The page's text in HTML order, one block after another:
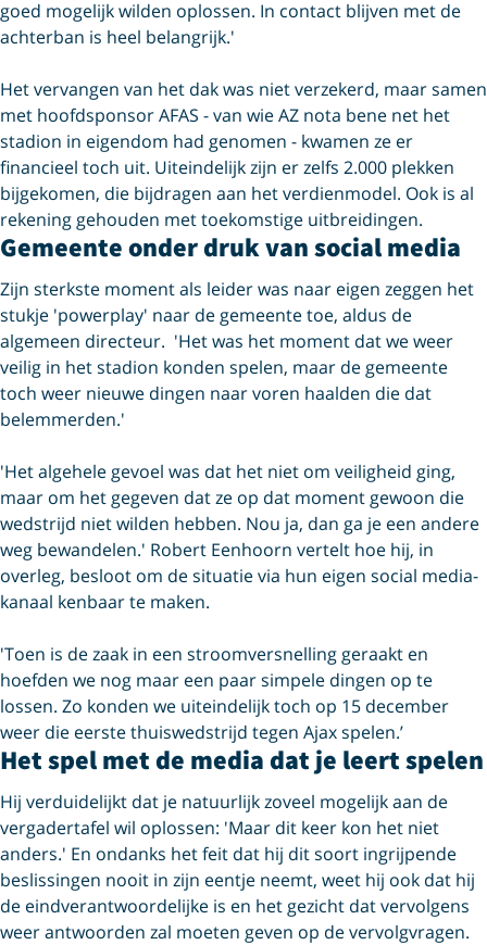
goed mogelijk wilden oplossen. In contact blijven met de
achterban is heel belangrijk.'
Het vervangen van het dak was niet verzekerd, maar samen
met hoofdsponsor AFAS - van wie AZ nota bene net het
stadion in eigendom had genomen - kwamen ze er
financieel toch uit. Uiteindelijk zijn er zelfs 2.000 plekken
bijgekomen, die bijdragen aan het verdienmodel. Ook is al
rekening gehouden met toekomstige uitbreidingen.
Gemeente onder druk van social media
Zijn sterkste moment als leider was naar eigen zeggen het
stukje 'powerplay' naar de gemeente toe, aldus de
algemeen directeur. 'Het was het moment dat we weer
veilig in het stadion konden spelen, maar de gemeente
toch weer nieuwe dingen naar voren haalden die dat
belemmerden.'
'Het algehele gevoel was dat het niet om veiligheid ging,
maar om het gegeven dat ze op dat moment gewoon die
wedstrijd niet wilden hebben. Nou ja, dan ga je een andere
weg bewandelen.' Robert Eenhoorn vertelt hoe hij, in
overleg, besloot om de situatie via hun eigen social media-
kanaal kenbaar te maken.
'Toen is de zaak in een stroomversnelling geraakt en
hoefden we nog maar een paar simpele dingen op te
lossen. Zo konden we uiteindelijk toch op 15 december
weer die eerstethuiswedstrijd tegen Ajax spelen.’
Het spel met de media dat je leert spelen
Hij verduidelijkt dat je natuurlijk zoveel mogelijk aan de
vergadertafel wil oplossen: 'Maar dit keer kon het niet
anders.' En ondanks het feit dat hij dit soort ingrijpende
beslissingen nooit in zijn eentje neemt, weet hij ook dat hij
de eindverantwoordelijke is en het gezicht dat vervolgens
weer antwoorden zal moeten geven op de vervolgvragen.